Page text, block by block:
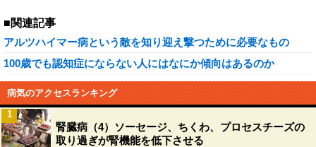
■関連記事
アルツハイマー病という敵を知り迎え撃つために必要なもの
100歳でも認知症にならない人にはなにか傾向はあるのか
病気のアクセスランキング
腎臓病（4）ソーセージ、ちくわ、プロセスチーズの
取り過ぎが腎機能を低下させる
1